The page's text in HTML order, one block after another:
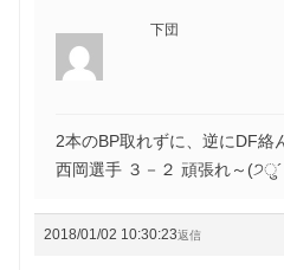
下団
2本のBP取れずに、逆にDF絡
西岡選手 ３－２ 頑張れ～
2018/01/02 10:30:23返信